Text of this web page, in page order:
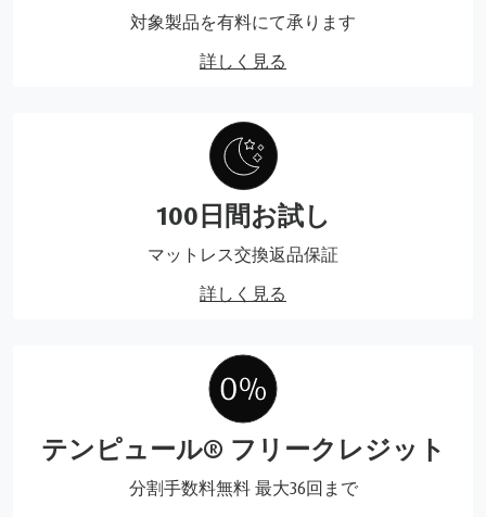
対象製品を有料にて承ります
詳しく見る
100日間お試し
マットレス交換返品保証
詳しく見る
テンピュール® フリークレジット
分割手数料無料 最大36回まで